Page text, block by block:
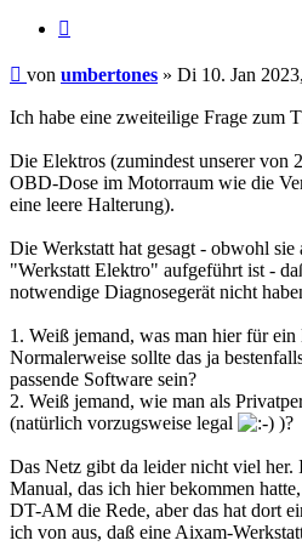
Beitrag
von umbertones » Di 10. Jan
Ich habe eine zweiteilige Frage zum
Die Elektros (zumindest unserer von
OBD-Dose im Motorraum wie die
eine leere Halterung).
Die Werkstatt hat gesagt - obwohl
"Werkstatt Elektro" aufgeführt ist -
notwendige Diagnosegerät nicht
1. Weiß jemand, was man hier für ein
Normalerweise sollte das ja
passende Software sein?
2. Weiß jemand, wie man als
(natürlich vorzugsweise legal
)?
Das Netz gibt da leider nicht viel
Manual, das ich hier bekommen
DT-AM die Rede, aber das hat dort
ich von aus, daß eine Aixam-